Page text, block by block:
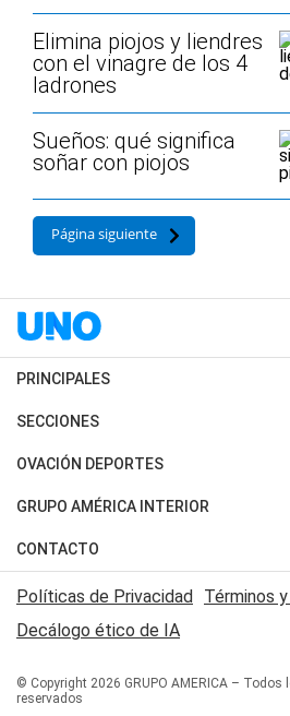
Elimina piojos y liendres
con el vinagre de los 4
ladrones
Sueños: qué significa
soñar con piojos
Página siguiente
PRINCIPALES
Últimas Noticias
Política
Judiciales
Economia
SECCIONES
Horóscopo
Motores
Trucos caseros
Series y Películas
Edictos y Solicitadas
OVACIÓN DEPORTES
Fútbol
Mundial
Automovilismo
Rugby
Básquet
GRUPO AMÉRICA INTERIOR
Canal 7 en Vivo
San Juan 8
CONTACTO
Acerca de Nosotros
Contactanos
Políticas de Privacidad Términos
Decálogo ético de IA
© Copyright 2026 GRUPO AMERICA – Todos
reservados